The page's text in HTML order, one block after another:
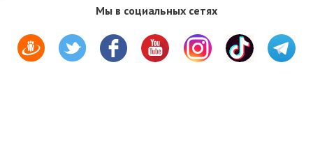
Мы в социальных сетях